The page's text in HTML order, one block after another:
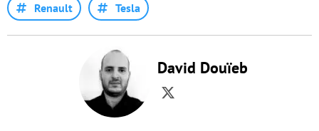
Renault Tesla
David Douïeb
Twitter